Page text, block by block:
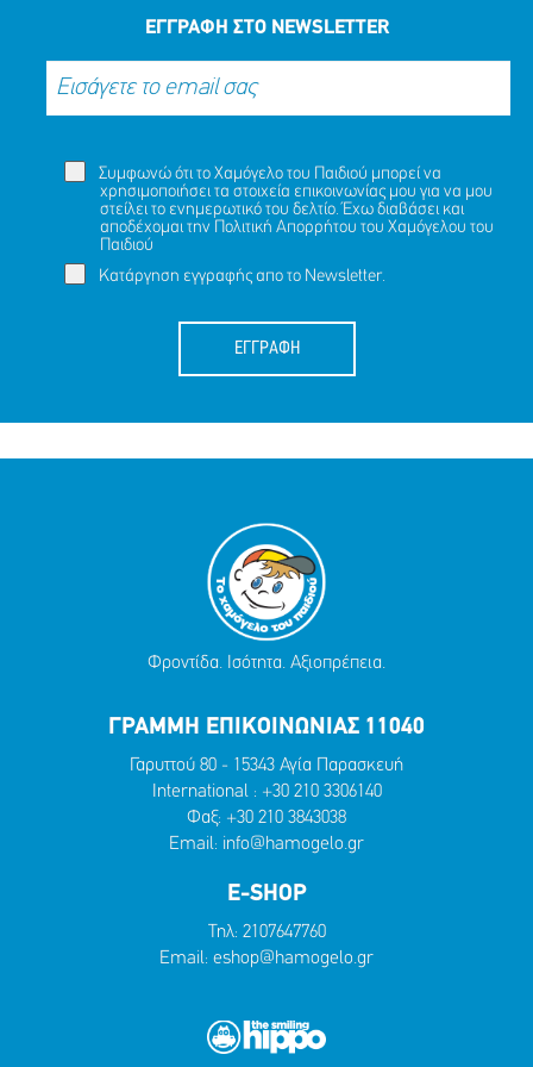
ΕΓΓΡΑΦΗ ΣΤΟ NEWSLETTER
Συμφωνώ ότι το Χαμόγελο του Παιδιού μπορεί να
χρησιμοποιήσει τα στοιχεία επικοινωνίας μου για να μου
στείλει το ενημερωτικό του δελτίο. Έχω διαβάσει και
αποδέχομαι την Πολιτική Απορρήτου του Χαμόγελου του
Παιδιού
Κατάργηση εγγραφής απο το Newsletter.
ΕΓΓΡΑΦΗ
Φροντίδα. Ισότητα. Αξιοπρέπεια.
ΓΡΑΜΜΗ ΕΠΙΚΟΙΝΩΝΙΑΣ 11040
Γαρυττού 80 - 15343 Αγία Παρασκευή
International : +30 210 3306140
Φαξ: +30 210 3843038
Email: info@hamogelo.gr
E-SHOP
Τηλ: 2107647760
Email: eshop@hamogelo.gr